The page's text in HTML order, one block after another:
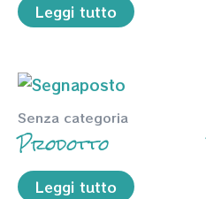
Leggi tutto
Senza categoria
Prodotto
Leggi tutto